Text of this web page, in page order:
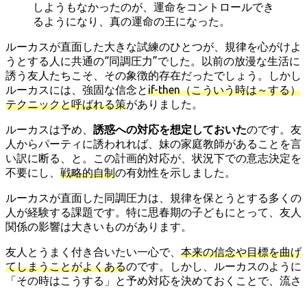
しようもなかったのが、運命をコントロールでき
るようになり、真の運命の王になった。
ルーカスが直面した大きな試練のひとつが、規律を心がけよ
うとする人に共通の“同調圧力”でした。以前の放漫な生活に
誘う友人たちこそ、その象徴的存在だったでしょう。しかし
ルーカスには、強固な信念とif-then（こういう時は～する）
テクニックと呼ばれる策がありました。
ルーカスは予め、 誘惑への対応を想定しておいたのです。友
人からパーティに誘われれば、妹の家庭教師があることを言
い訳に断る、と。この計画的対応が、状況下での意志決定を
不要にし、 戦略的自制の有効性を示しました。
ルーカスが直面した同調圧力は、規律を保とうとする多くの
人が経験する課題です。特に思春期の子どもにとって、友人
関係の影響は大きいものがあります。
友人とうまく付き合いたい一心で、 本来の信念や目標を曲げ
てしまうことがよくあるのです。しかし、ルーカスのように
「その時はこうする」と予め対応を決めておくことで、流さ